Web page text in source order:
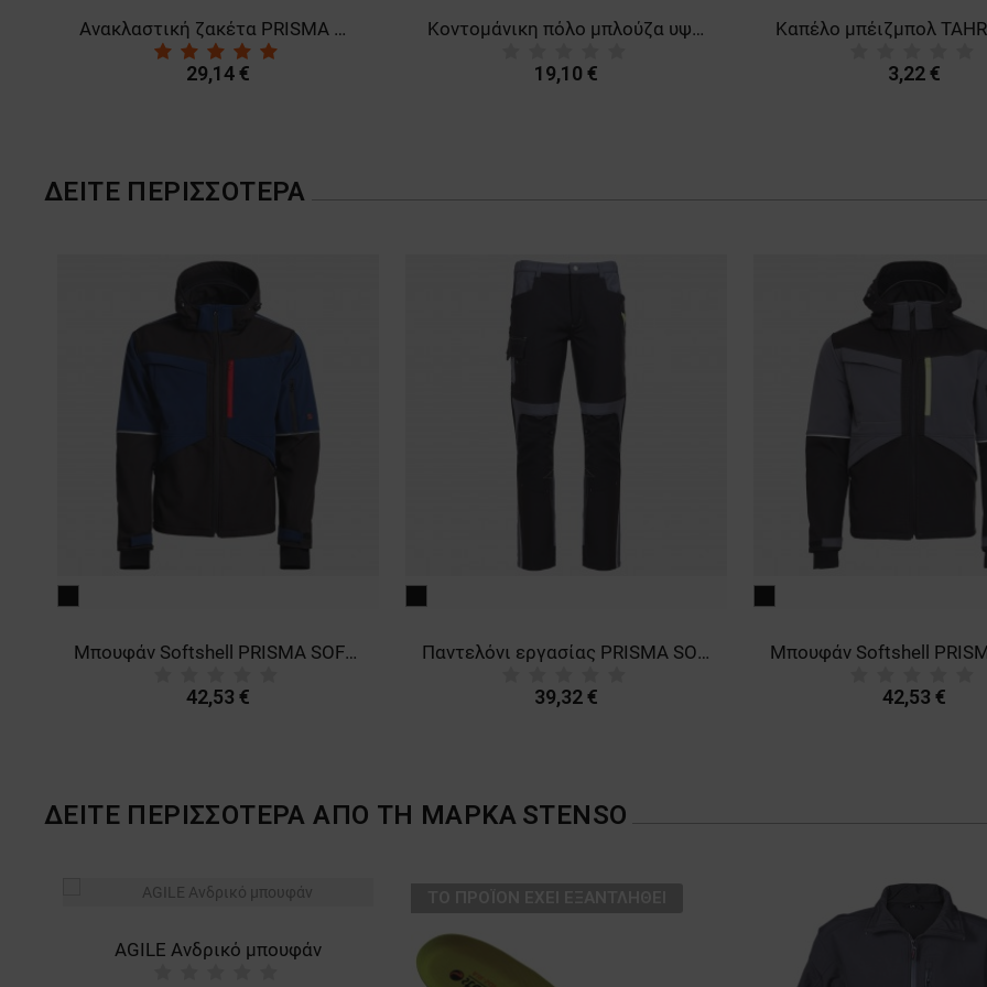
Ανακλαστική ζακέτα PRISMA HV YELLOW FLEECE
29,14 €
Κοντομάνικη πόλο μπλούζα υψηλής ορατότητας PRISMA HV YELLOW/BLACK
19,10 € 3,22 €
ΔΕΊΤΕ ΠΕΡΙΣΣΌΤΕΡΑ
Μπουφάν Softshell PRISMA SOFTSHELL 2.0 BLACK/DARK BLUE
42,53 €
Παντελόνι εργασίας PRISMA SOFTSHELL 2.0 BLACK/GREY
39,32 € 42,53 €
ΔΕΙΤΕ ΠΕΡΙΣΣΟΤΕΡΑ ΑΠΟ ΤΗ ΜΑΡΚΑ STENSO
AGILE Ανδρικό μπουφάν